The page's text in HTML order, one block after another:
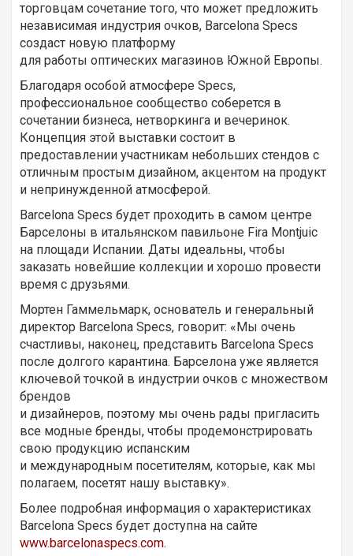
торговцам сочетание того, что может предложить
независимая индустрия очков, Barcelona Specs
создаст новую платформу
для работы оптических магазинов Южной Европы.
Благодаря особой атмосфере Specs,
профессиональное сообщество соберется в
сочетании бизнеса, нетворкинга и вечеринок.
Концепция этой выставки состоит в
предоставлении участникам небольших стендов с
отличным простым дизайном, акцентом на продукт
и непринужденной атмосферой.
Barcelona Specs будет проходить в самом центре
Барселоны в итальянском павильоне Fira Montjuic
на площади Испании. Даты идеальны, чтобы
заказать новейшие коллекции и хорошо провести
время с друзьями.
Мортен Гаммельмарк, основатель и генеральный
директор Barcelona Specs, говорит: «Мы очень
счастливы, наконец, представить Barcelona Specs
после долгого карантина. Барселона уже является
ключевой точкой в ​​индустрии очков с множеством
брендов
и дизайнеров, поэтому мы очень рады пригласить
все модные бренды, чтобы продемонстрировать
свою продукцию испанским
и международным посетителям, которые, как мы
полагаем, посетят нашу выставку».
Более подробная информация о характеристиках
Barcelona Specs будет доступна на сайте
www.barcelonaspecs.com.